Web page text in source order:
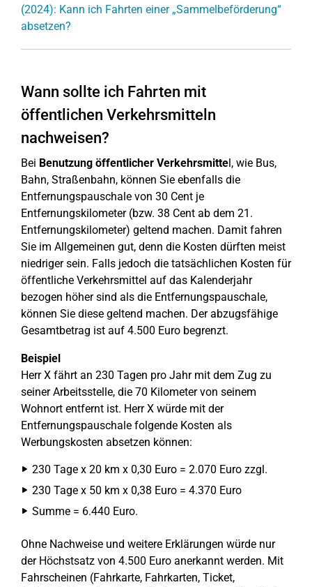
(2024): Kann ich Fahrten einer „Sammelbeförderung“
absetzen?
Wann sollte ich Fahrten mit
öffentlichen Verkehrsmitteln
nachweisen?
Bei Benutzung öffentlicher Verkehrsmittel, wie Bus,
Bahn, Straßenbahn, können Sie ebenfalls die
Entfernungspauschale von 30 Cent je
Entfernungskilometer (bzw. 38 Cent ab dem 21.
Entfernungskilometer) geltend machen. Damit fahren
Sie im Allgemeinen gut, denn die Kosten dürften meist
niedriger sein. Falls jedoch die tatsächlichen Kosten für
öffentliche Verkehrsmittel auf das Kalenderjahr
bezogen höher sind als die Entfernungspauschale,
können Sie diese geltend machen. Der abzugsfähige
Gesamtbetrag ist auf 4.500 Euro begrenzt.
Beispiel
Herr X fährt an 230 Tagen pro Jahr mit dem Zug zu
seiner Arbeitsstelle, die 70 Kilometer von seinem
Wohnort entfernt ist. Herr X würde mit der
Entfernungspauschale folgende Kosten als
Werbungskosten absetzen können:
230 Tage x 20 km x 0,30 Euro = 2.070 Euro zzgl.
230 Tage x 50 km x 0,38 Euro = 4.370 Euro
Summe = 6.440 Euro.
Ohne Nachweise und weitere Erklärungen würde nur
der Höchstsatz von 4.500 Euro anerkannt werden. Mit
Fahrscheinen (Fahrkarte, Fahrkarten, Ticket,